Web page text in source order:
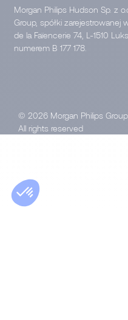
Morgan Philips Hudson Sp. z
Group, spółki zarejestrowanej
de la Faïencerie 74, L-1510
numerem B 177 178.
© 2026 Morgan Philips
All rights reserved